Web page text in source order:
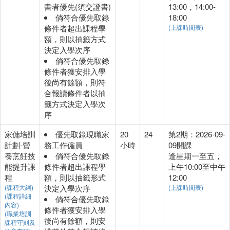
書者優先(須交證書)
倘符合優先取錄
條件者超出課程學
額，則以抽籤方式
決定入學次序
倘符合優先取錄
條件者獲安排入學
後尚有餘額，則符
合報讀條件者以抽
籤方式決定入學次
序
13:00，14:00-
18:00
(上課時間表)
家傭培訓
計劃-營
養烹飪技
能提升課
程
(課程大綱)
(課程詳細
內容)
(職業培訓
課程守則及
優先取錄現職家
務工作僱員
倘符合優先取錄
條件者超出課程學
額，則以抽籤形式
決定入學次序
倘符合優先取錄
條件者獲安排入學
後尚有餘額，則安
20
小時
24
第2期：2026-09-
09開課
逢星期一至五，
上午10:00至中午
12:00
(上課時間表)